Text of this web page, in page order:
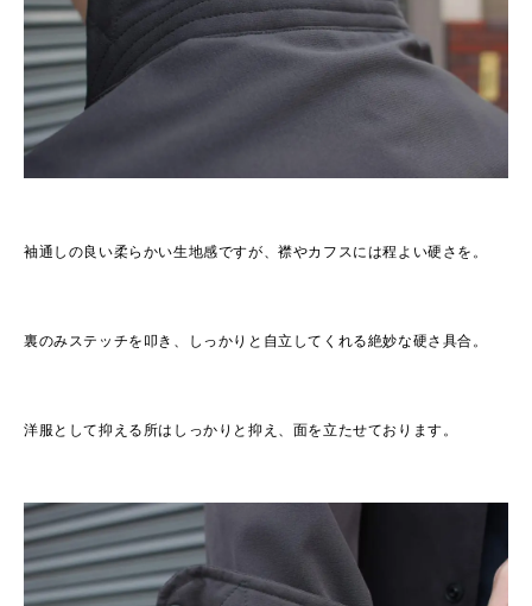
袖通しの良い柔らかい生地感ですが、襟やカフスには程よい硬さを。
裏のみステッチを叩き、しっかりと自立してくれる絶妙な硬さ具合。
洋服として抑える所はしっかりと抑え、面を立たせております。